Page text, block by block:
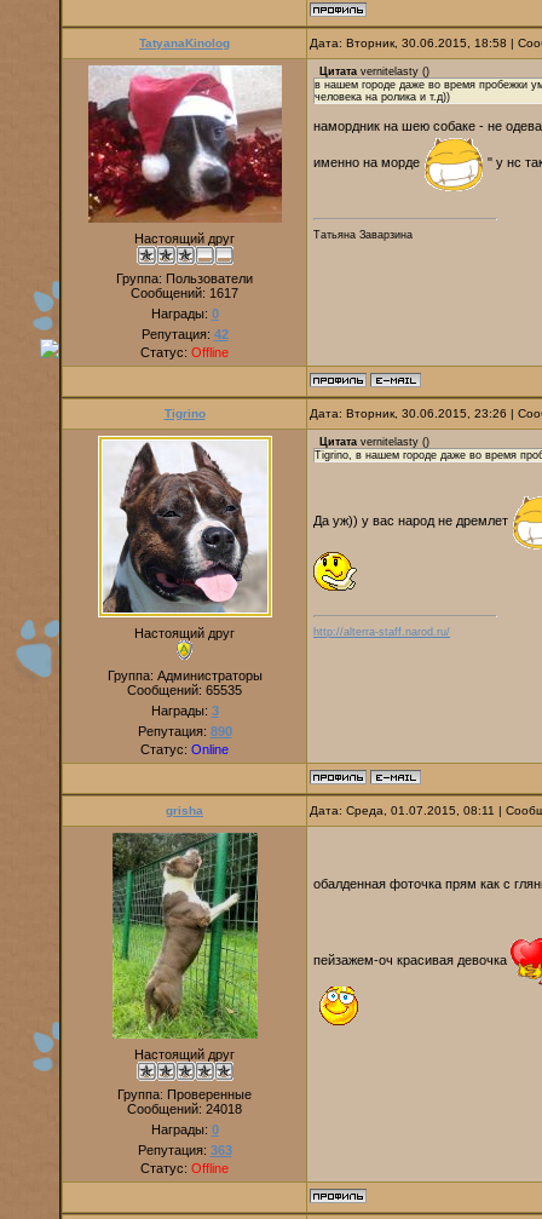
TatyanaKinolog Дата: Вторник, 30.06.2015, 18:58 |
Настоящий друг
Группа: Пользователи
Сообщений: 1617
Награды: 0
Репутация: 42
Статус: Offline
Цитата vernitelasty ()
в нашем городе даже во время пробежки
человека на ролика и т.д))
намордник на шею собаке - не
именно на морде " у нс
Татьяна Заварзина
Tigrino Дата: Вторник, 30.06.2015, 23:26 |
Настоящий друг
Группа: Администраторы
Сообщений: 65535
Награды: 3
Репутация: 890
Статус: Online
Цитата vernitelasty ()
Tigrino, в нашем городе даже во время
Да уж)) у вас народ не дремлет
http://alterra-staff.narod.ru/
grisha Дата: Среда, 01.07.2015, 08:11 |
Настоящий друг
Группа: Проверенные
Сообщений: 24018
Награды: 0
Репутация: 363
Статус: Offline
обалденная фоточка прям как с
пейзажем-оч красивая девочка